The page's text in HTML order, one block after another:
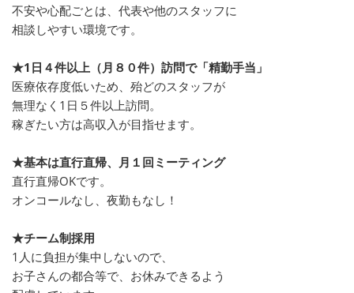
不安や心配ごとは、代表や他のスタッフに
相談しやすい環境です。
★1日４件以上（月８０件）訪問で「精勤手当」
医療依存度低いため、殆どのスタッフが
無理なく1日５件以上訪問。
稼ぎたい方は高収入が目指せます。
★基本は直行直帰、月１回ミーティング
直行直帰OKです。
オンコールなし、夜勤もなし！
★チーム制採用
1人に負担が集中しないので、
お子さんの都合等で、お休みできるよう